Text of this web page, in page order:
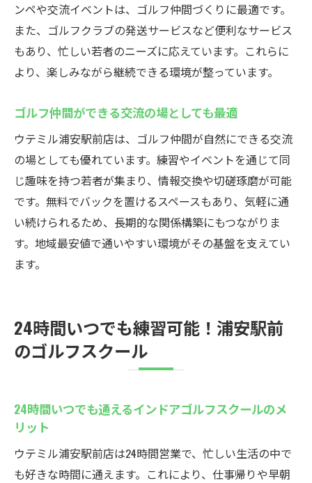
ンペや交流イベントは、ゴルフ仲間づくりに最適です。
また、ゴルフクラブの発送サービスなど便利なサービス
もあり、忙しい若者のニーズに応えています。これらに
より、楽しみながら継続できる環境が整っています。
ゴルフ仲間ができる交流の場としても最適
ウテミル浦安駅前店は、ゴルフ仲間が自然にできる交流
の場としても優れています。練習やイベントを通じて同
じ趣味を持つ若者が集まり、情報交換や切磋琢磨が可能
です。無料でバックを置けるスペースもあり、気軽に通
い続けられるため、長期的な関係構築にもつながりま
す。地域最安値で通いやすい環境がその基盤を支えてい
ます。
24時間いつでも練習可能！浦安駅前
のゴルフスクール
24時間いつでも通えるインドアゴルフスクールのメ
リット
ウテミル浦安駅前店は24時間営業で、忙しい生活の中で
も好きな時間に通えます。これにより、仕事帰りや早朝